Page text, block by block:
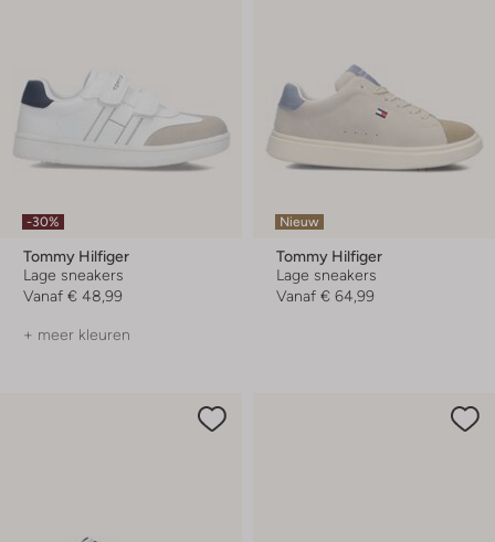
-30%
Tommy Hilfiger
Lage sneakers
Vanaf € 48,99
+ meer kleuren
Nieuw
Tommy Hilfiger
Lage sneakers
Vanaf € 64,99